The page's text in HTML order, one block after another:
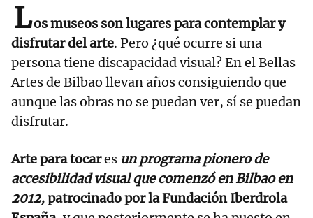
Los museos son lugares para contemplar y
disfrutar del arte. Pero ¿qué ocurre si una
persona tiene discapacidad visual? En el Bellas
Artes de Bilbao llevan años consiguiendo que
aunque las obras no se puedan ver, sí se puedan
disfrutar.
Arte para tocares un programa pionero de
accesibilidad visual que comenzó en Bilbao en
2012,patrocinado por la Fundación Iberdrola